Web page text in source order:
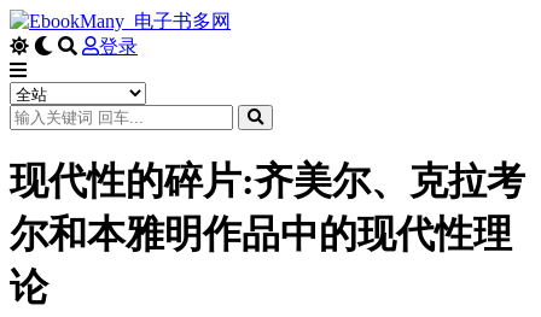
登录
现代性的碎片:齐美尔、克拉考
尔和本雅明作品中的现代性理
论